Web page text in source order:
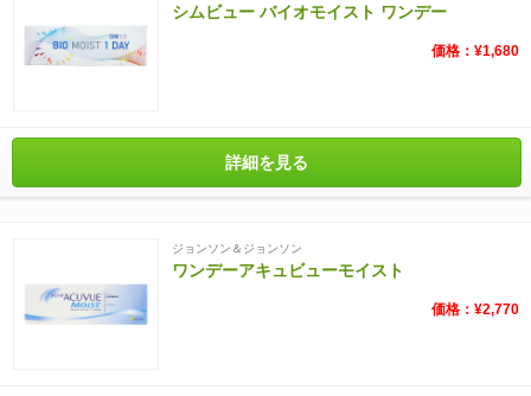
シムビュー バイオモイスト ワンデー
価格：¥1,680
詳細を見る
ジョンソン＆ジョンソン
ワンデーアキュビューモイスト
価格：¥2,770